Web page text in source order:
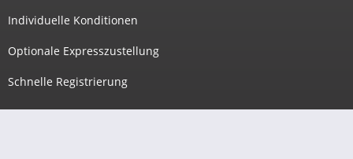
Individuelle Konditionen
Optionale Expresszustellung
Schnelle Registrierung